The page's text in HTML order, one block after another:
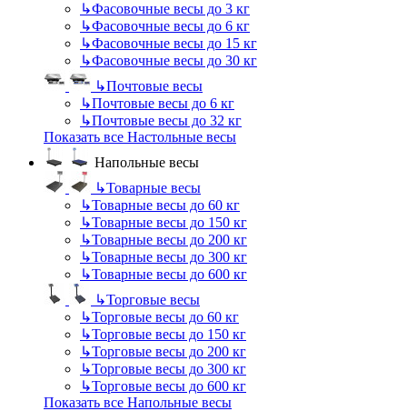
↳Фасовочные весы до 3 кг
↳Фасовочные весы до 6 кг
↳Фасовочные весы до 15 кг
↳Фасовочные весы до 30 кг
↳Почтовые весы
↳Почтовые весы до 6 кг
↳Почтовые весы до 32 кг
Показать все Настольные весы
Напольные весы
↳Товарные весы
↳Товарные весы до 60 кг
↳Товарные весы до 150 кг
↳Товарные весы до 200 кг
↳Товарные весы до 300 кг
↳Товарные весы до 600 кг
↳Торговые весы
↳Торговые весы до 60 кг
↳Торговые весы до 150 кг
↳Торговые весы до 200 кг
↳Торговые весы до 300 кг
↳Торговые весы до 600 кг
Показать все Напольные весы